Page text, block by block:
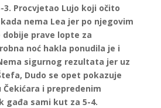
3. Procvjetao Lujo koji očito
nema Lea jer po njegovim
prave lopte za
noć hakla ponudila je i
sigurnog rezultata jer uz
Dudo se opet pokazuje
i prepredenim
gađa sami kut za 5-4.